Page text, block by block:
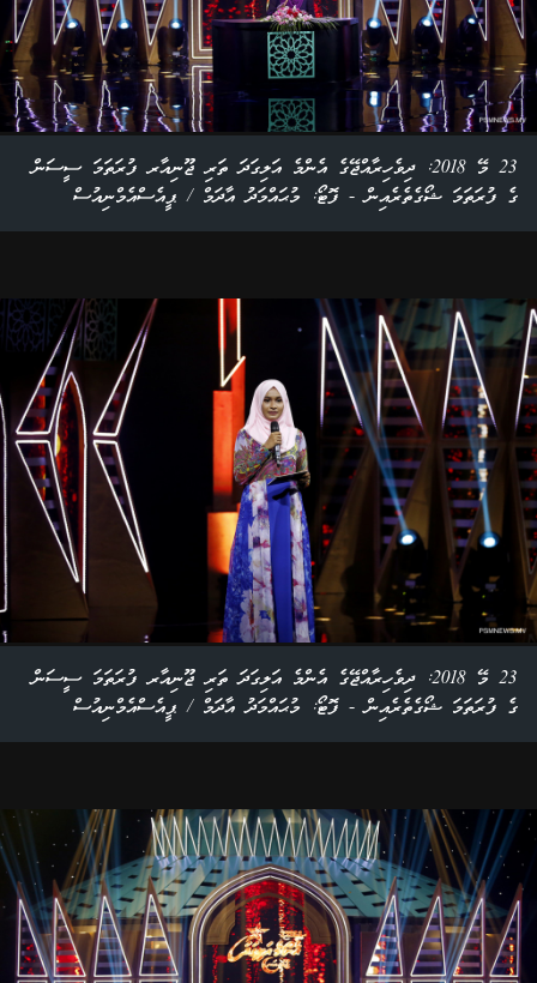
23 މޭ 2018: ދިވެހިރާއްޖޭގެ އެންމެ އަލިގަދަ ތަރި ޖޫނިއާރ ފުރަތަމަ ސީސަން
ގެ ފުރަތަމަ ޝޯގެތެރެއިން - ފޮޓޯ: މުޙައްމަދު އާދަމް / ޕީއެސްއެމްނިއުސް
23 މޭ 2018: ދިވެހިރާއްޖޭގެ އެންމެ އަލިގަދަ ތަރި ޖޫނިއާރ ފުރަތަމަ ސީސަން
ގެ ފުރަތަމަ ޝޯގެތެރެއިން - ފޮޓޯ: މުޙައްމަދު އާދަމް / ޕީއެސްއެމްނިއުސް